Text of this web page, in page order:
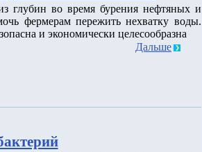
глубин во время бурения нефтяных и
фермерам пережить нехватку воды.
и экономически целесообразна
Дальше